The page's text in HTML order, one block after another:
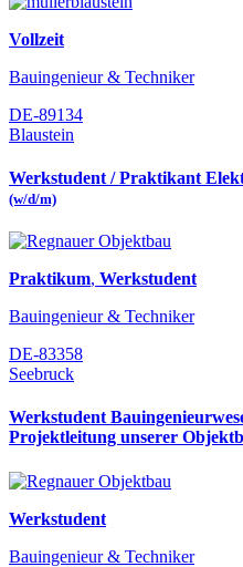
Vollzeit
Bauingenieur & Techniker
DE-89134
Blaustein
Werkstudent / Praktikant
(w/d/m)
Praktikum, Werkstudent
Bauingenieur & Techniker
DE-83358
Seebruck
Werkstudent
Projektleitung unserer
Werkstudent
Bauingenieur & Techniker